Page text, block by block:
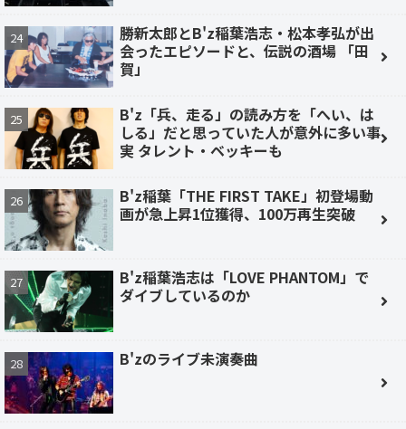
勝新太郎とB'z稲葉浩志・松本孝弘が出
会ったエピソードと、伝説の酒場 「田
賀」
B'z「兵、走る」の読み方を「へい、は
しる」だと思っていた人が意外に多い事
実 タレント・ベッキーも
B'z稲葉「THE FIRST TAKE」初登場動
画が急上昇1位獲得、100万再生突破
B'z稲葉浩志は「LOVE PHANTOM」で
ダイブしているのか
B'zのライブ未演奏曲